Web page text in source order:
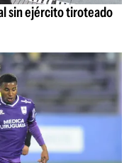
sin ejército tiroteado